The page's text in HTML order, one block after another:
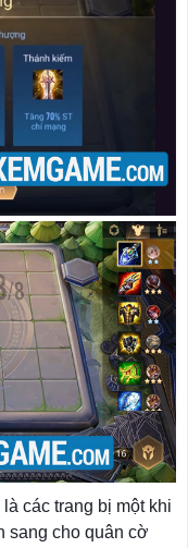
các trang bị một khi
sang cho quân cờ